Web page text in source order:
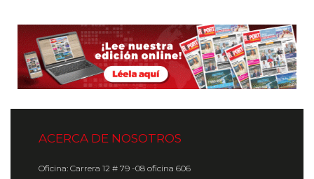
ACERCA DE NOSOTROS
Oficina: Carrera 12 # 79 -08 oficina 606